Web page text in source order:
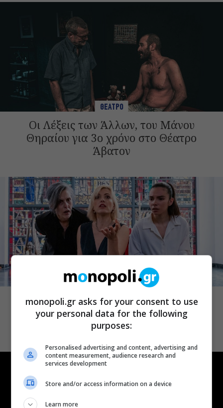
ΘΕΑΤΡΟ
Οι Λέξεις των Άλλων, του Μάνου
Θηραίου για 3ο χρόνο στο Θέατρο
Άβατον
ΘΕΑΤΡΟ
Δικός σου, Φραντς: Η παράσταση του
Αλέξανδρου Διαμαντή ξανά στην
Γερμανόφωνη Ευαγγελική Εκκλησία
monopoli.gr asks for your consent to use
your personal data for the following
purposes:
Personalised advertising and content, advertising and
content measurement, audience research and
services development
Store and/or access information on a device
Learn more